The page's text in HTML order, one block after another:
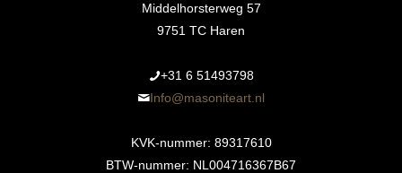
Middelhorsterweg 57
9751 TC Haren
+31 6 51493798‬
Info@masoniteart.nl
KVK-nummer: 89317610
BTW-nummer: NL004716367B67